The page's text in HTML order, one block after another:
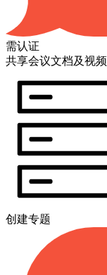
需认证
共享会议文档及视频
创建专题